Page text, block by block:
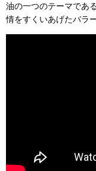
油の一つのテーマであ
情をすくいあげたバラ